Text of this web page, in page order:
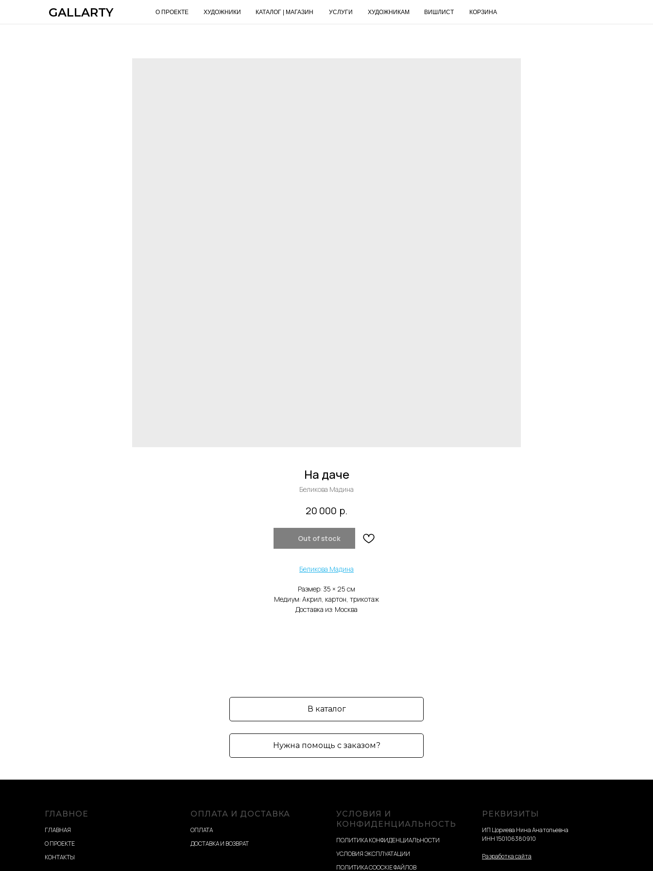
О ПРОЕКТЕ ХУДОЖНИКИ КАТАЛОГ | МАГАЗИН
GALLARTY КОРЗИНА
ВИШЛИСТ
ХУДОЖНИКАМ
УСЛУГИ
На даче
Беликова Мадина
20 000 р.
Out of stock
Беликова Мадина
Размер: 35 × 25 cм
Медиум: Акрил, картон, трикотаж
Доставка из: Москва
В каталог
Нужна помощь с заказом?
ГЛАВНОЕ
ГЛАВНАЯ
О ПРОЕКТЕ
КОНТАКТЫ
ОПЛАТА И ДОСТАВКА
ОПЛАТА
ДОСТАВКА И ВОЗВРАТ
УСЛОВИЯ И
КОНФИДЕНЦИАЛЬНОСТЬ
ПОЛИТИКА КОНФИДЕНЦИАЛЬНОСТИ
УСЛОВИЯ ЭКСПЛУАТАЦИИ
ПОЛИТИКА COOCKIE ФАЙЛОВ
РЕКВИЗИТЫ
ИП Цориева Нина Анатольевна
ИНН 150106380910
Разработка сайта